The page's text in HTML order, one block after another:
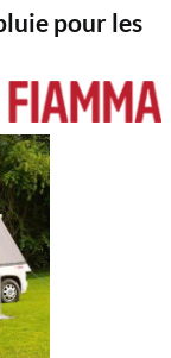
pour les